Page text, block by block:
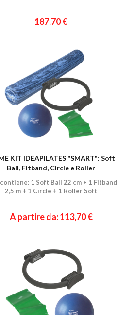
187,70 €
KIT IDEAPILATES "SMART": Soft
Ball, Fitband, Circle e Roller
1 Soft Ball 22 cm + 1 Fitband
2,5 m + 1 Circle + 1 Roller Soft
A partire da: 113,70 €